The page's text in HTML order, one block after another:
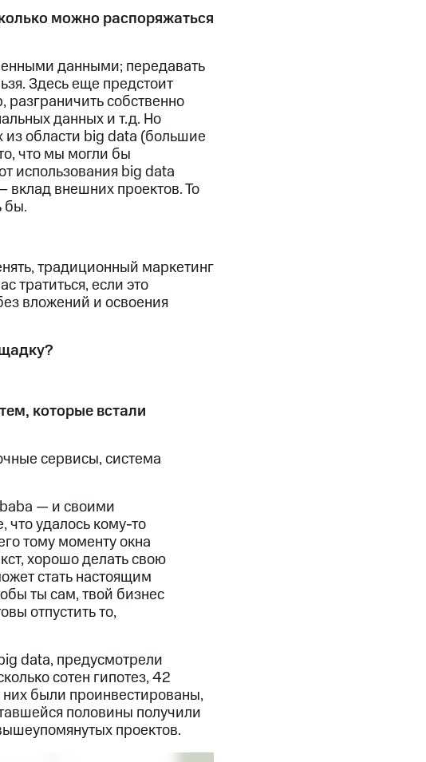
можно распоряжаться
данными; передавать
Здесь еще предстоит
собственно
данных и т.д. Но
из области big data (большие
что мы могли бы
использования big data
вклад внешних проектов. То
бы.
традиционный маркетинг
тратиться, если это
вложений и освоения
которые встали
сервисы, система
— и своими
что удалось кому-то
тому моменту окна
хорошо делать свою
стать настоящим
ты сам, твой бизнес
отпустить то,
data, предусмотрели
сотен гипотез, 42
были проинвестированы,
половины получили
проектов.